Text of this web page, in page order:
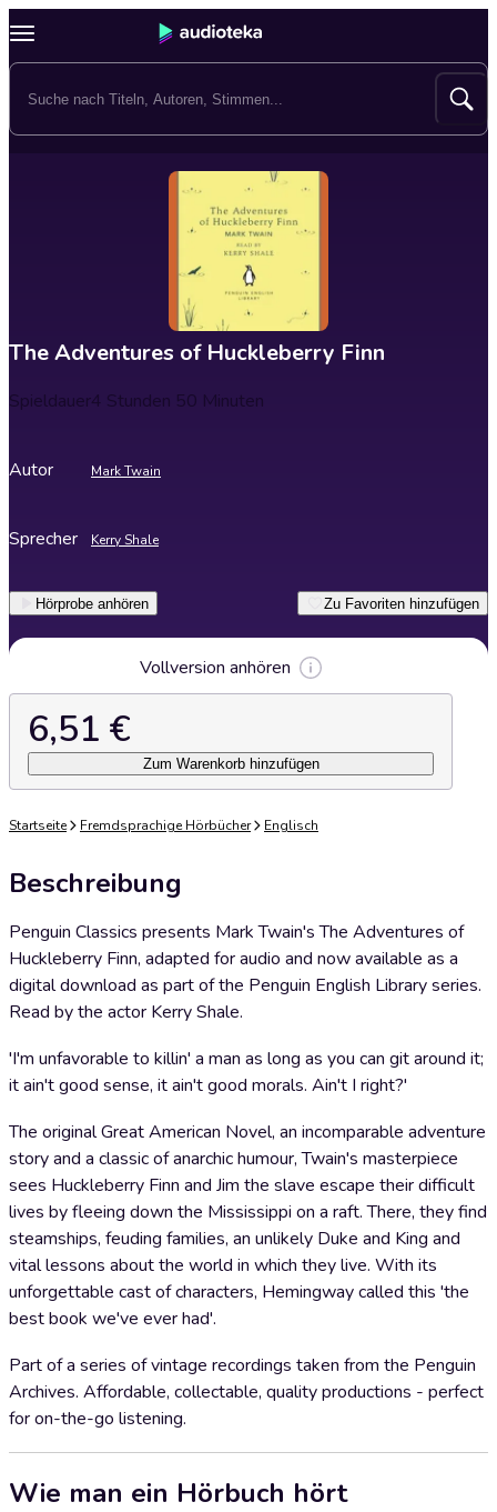
The Adventures of Huckleberry Finn
Spieldauer4 Stunden 50 Minuten
Autor Mark Twain
Sprecher Kerry Shale
Hörprobe anhören Zu Favoriten hinzufügen
Vollversion anhören
6,51 €
Zum Warenkorb hinzufügen
Startseite Fremdsprachige Hörbücher Englisch
Beschreibung
Penguin Classics presents Mark Twain's The Adventures of
Huckleberry Finn, adapted for audio and now available as a
digital download as part of the Penguin English Library series.
Read by the actor Kerry Shale.
'I'm unfavorable to killin' a man as long as you can git around it;
it ain't good sense, it ain't good morals. Ain't I right?'
The original Great American Novel, an incomparable adventure
story and a classic of anarchic humour, Twain's masterpiece
sees Huckleberry Finn and Jim the slave escape their difficult
lives by fleeing down the Mississippi on a raft. There, they find
steamships, feuding families, an unlikely Duke and King and
vital lessons about the world in which they live. With its
unforgettable cast of characters, Hemingway called this 'the
best book we've ever had'.
Part of a series of vintage recordings taken from the Penguin
Archives. Affordable, collectable, quality productions - perfect
for on-the-go listening.
Wie man ein Hörbuch hört